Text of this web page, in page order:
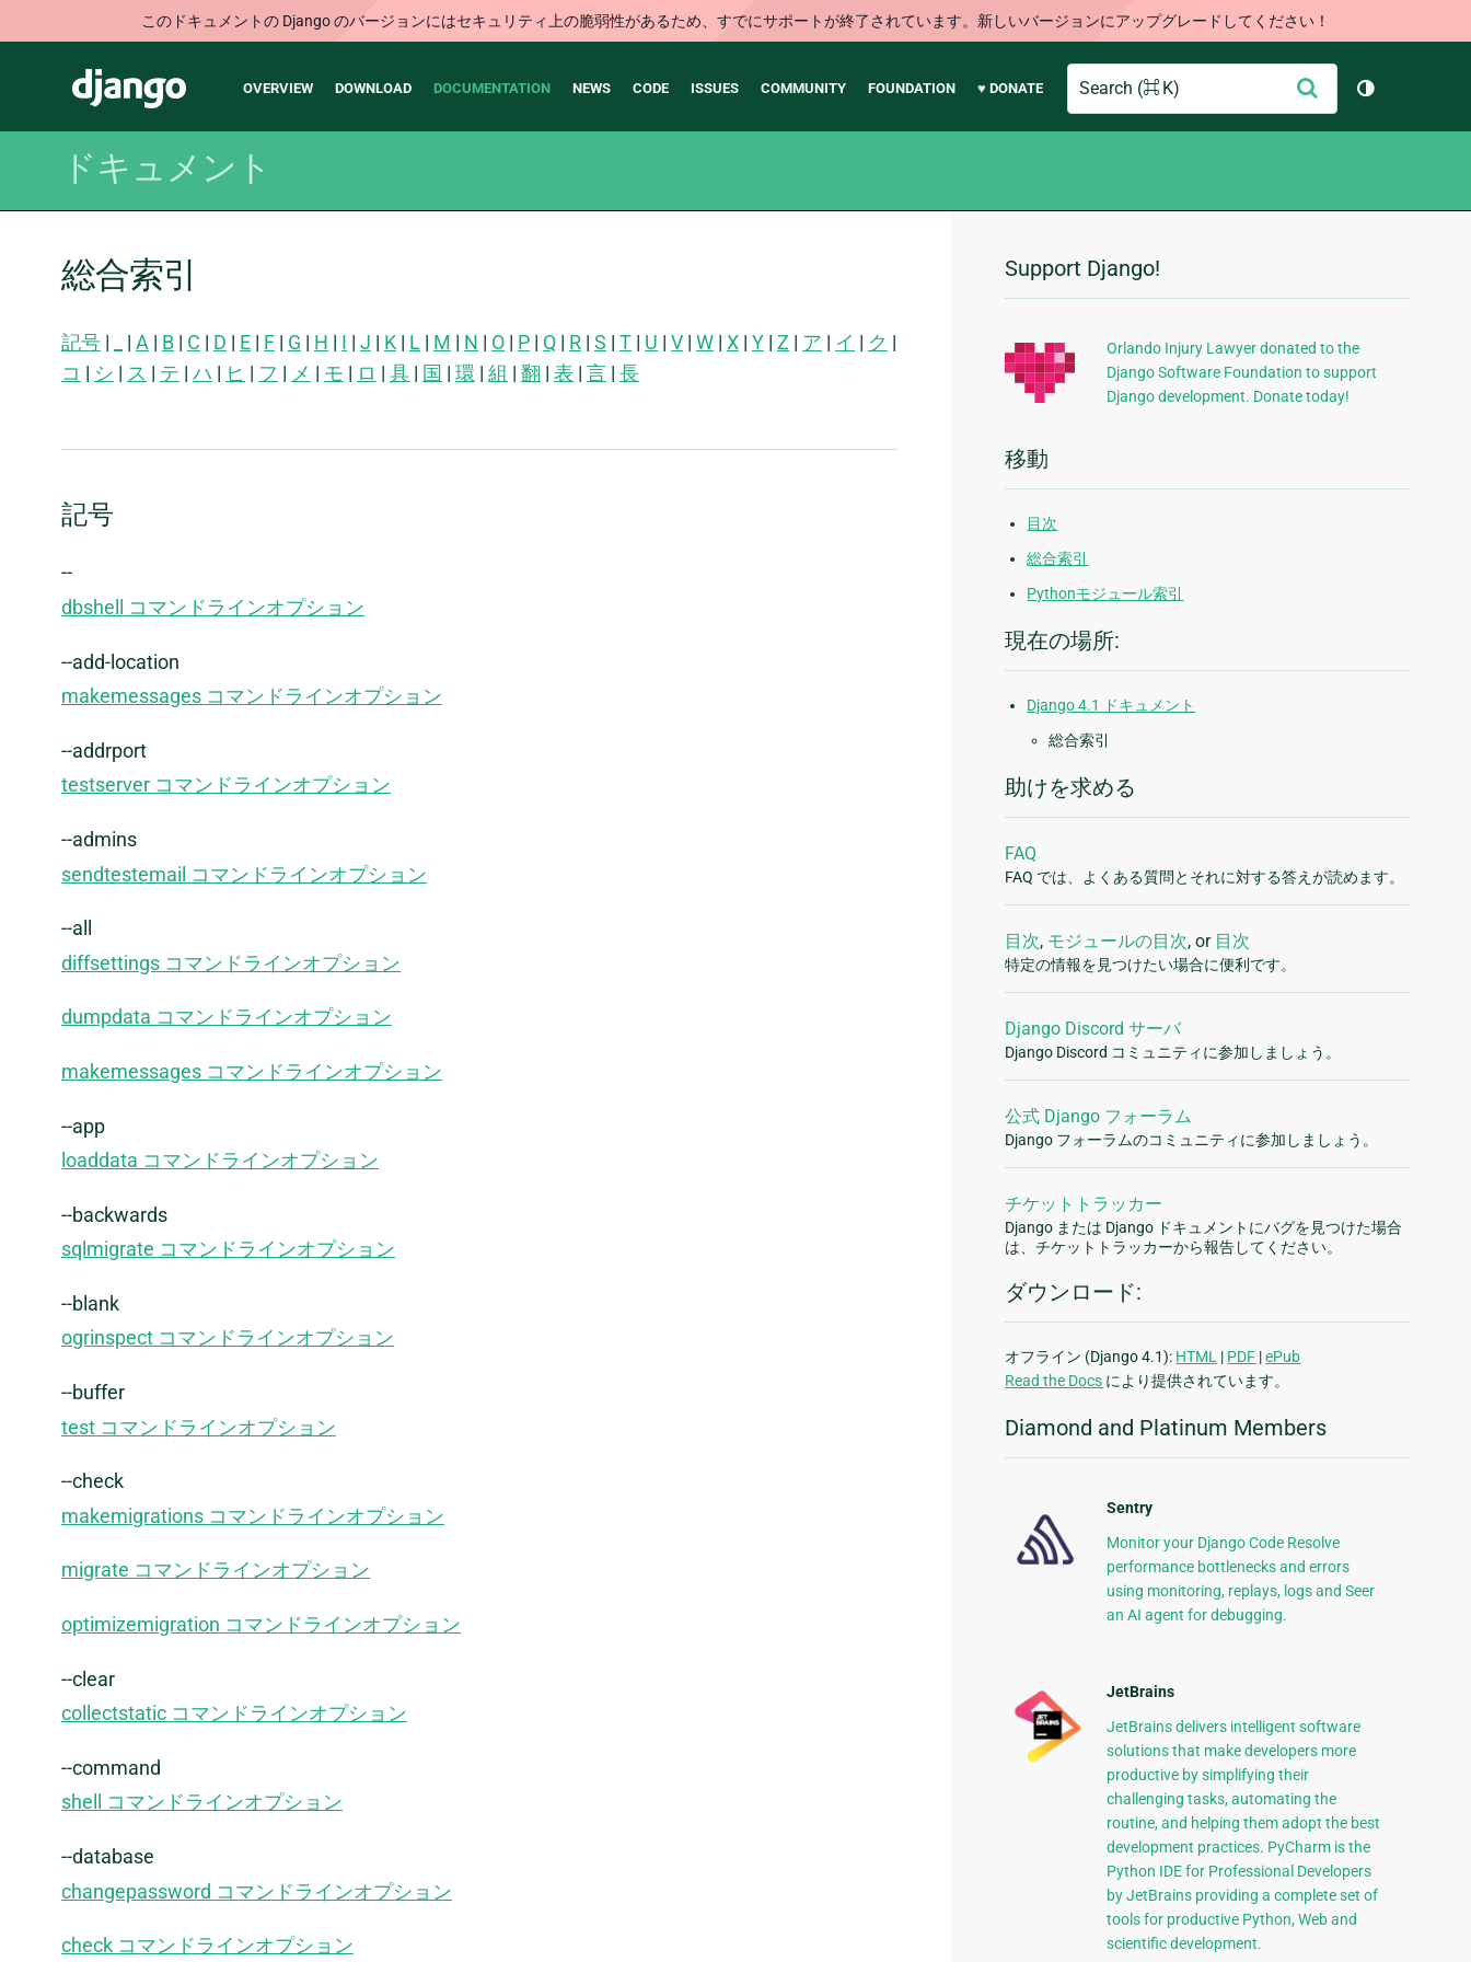
このドキュメントの Django のバージョンにはセキュリティ上の脆弱性があるため、すでにサポートが終了されています。新しいバージョンにアップグレードしてください！
Django
Main
OVERVIEW DOWNLOAD DOCUMENTATION NEWS CODE ISSUES COMMUNITY FOUNDATION ♥ DONATE
Search
信
テーマを切
ドキュメント
総合索引
記号 | | A | B | C | D | E | F | G | H | I | J | K | L | M | N | O | P | Q | R | S | T | U | V | W | X | Y | Z | ア | イ | ク |
コ | シ | ス | テ | ハ | ヒ | フ | メ | モ | ロ | 具 | 国 | 環 | 組 | 翻 | 表 | 言 | 長
記号
--
dbshell コマンドラインオプション
--add-location
makemessages コマンドラインオプション
--addrport
testserver コマンドラインオプション
--admins
sendtestemail コマンドラインオプション
--all
diffsettings コマンドラインオプション
dumpdata コマンドラインオプション
makemessages コマンドラインオプション
--app
loaddata コマンドラインオプション
--backwards
sqlmigrate コマンドラインオプション
--blank
ogrinspect コマンドラインオプション
--buffer
test コマンドラインオプション
--check
makemigrations コマンドラインオプション
migrate コマンドラインオプション
optimizemigration コマンドラインオプション
--clear
collectstatic コマンドラインオプション
--command
shell コマンドラインオプション
--database
changepassword コマンドラインオプション
check コマンドラインオプション
追
加
的
な
報
Support Django!
Orlando Injury Lawyer donated to the
Django Software Foundation to support
Django development. Donate today!
移動
目次
総合索引
Pythonモジュール索引
現在の場所:
Django 4.1 ドキュメント
総合索引
助けを求める
FAQ
FAQ では、よくある質問とそれに対する答えが読めます。
目次, モジュールの目次, or 目次
特定の情報を見つけたい場合に便利です。
Django Discord サーバ
Django Discord コミュニティに参加しましょう。
公式 Django フォーラム
Django フォーラムのコミュニティに参加しましょう。
チケットトラッカー
Django または Django ドキュメントにバグを見つけた場合
は、チケットトラッカーから報告してください。
ダウンロード:
オフライン (Django 4.1): HTML | PDF |ePub
Read the Docs により提供されています。
Diamond and Platinum Members
Sentry
Monitor your Django Code Resolve
performance bottlenecks and errors
using monitoring, replays, logs and Seer
an AI agent for debugging.
JetBrains
JetBrains delivers intelligent software
solutions that make developers more
productive by simplifying their
challenging tasks, automating the
routine, and helping them adopt the best
development practices. PyCharm is the
Python IDE for Professional Developers
by JetBrains providing a complete set of
tools for productive Python, Web and
scientific development.